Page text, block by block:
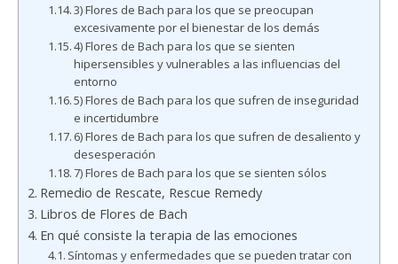
3) Flores de Bach para los que se preocupan
excesivamente por el bienestar de los demás
4) Flores de Bach para los que se sienten
hipersensibles y vulnerables a las influencias del
entorno
5) Flores de Bach para los que sufren de inseguridad
e incertidumbre
6) Flores de Bach para los que sufren de desaliento y
desesperación
7) Flores de Bach para los que se sienten sólos
Remedio de Rescate, Rescue Remedy
Libros de Flores de Bach
En qué consiste la terapia de las emociones
Síntomas y enfermedades que se pueden tratar con